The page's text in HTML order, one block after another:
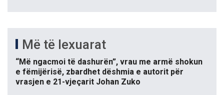
Më të lexuarat
“Më ngacmoi të dashurën”, vrau me armë shokun
e fëmijërisë, zbardhet dëshmia e autorit për
vrasjen e 21-vjeçarit Johan Zuko